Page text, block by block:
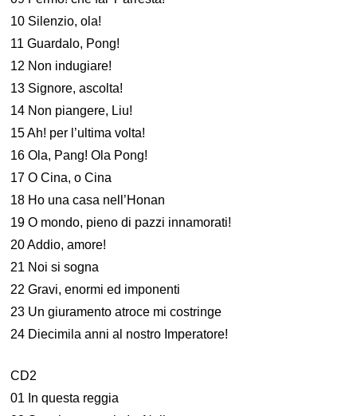
10 Silenzio, ola!
11 Guardalo, Pong!
12 Non indugiare!
13 Signore, ascolta!
14 Non piangere, Liu!
15 Ah! per l’ultima volta!
16 Ola, Pang! Ola Pong!
17 O Cina, o Cina
18 Ho una casa nell’Honan
19 O mondo, pieno di pazzi innamorati!
20 Addio, amore!
21 Noi si sogna
22 Gravi, enormi ed imponenti
23 Un giuramento atroce mi costringe
24 Diecimila anni al nostro Imperatore!
CD2
01 In questa reggia